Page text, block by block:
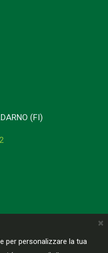
×
per personalizzare la tua
(FI)